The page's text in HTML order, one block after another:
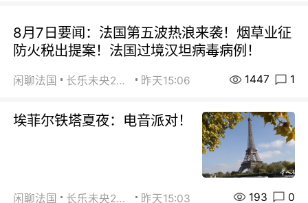
8月7日要闻：法国第五波热浪来袭！烟草业征
防火税出提案！法国过境汉坦病毒病例！
闲聊法国 长乐未央2015 昨天15:06 1447 1
埃菲尔铁塔夏夜：电音派对！
闲聊法国 长乐未央2015 昨天15:03 193 0